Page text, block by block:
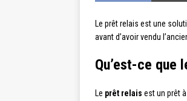
Le prêt relais est une
avant d’avoir vendu
Qu’est-ce que
Le prêt relais est un prêt